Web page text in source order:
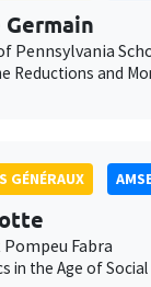
Pennsylvania
Reductions and
GÉNÉRAUX
Fabra
in the Age of Social